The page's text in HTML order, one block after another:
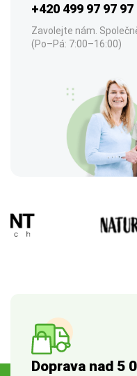
+420 499 97 97 97
Zavolejte nám.
(Po–Pá: 7:00–16:00)
Doprava nad 5